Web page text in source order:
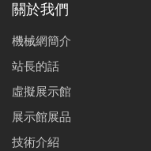
關於我們
機械網簡介
站長的話
虛擬展示館
展示館展品
技術介紹